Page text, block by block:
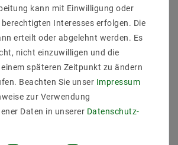
Kanal kann bis zu 5 A betragen,
von 720 W bedeutet.
mit konstanter Spannung,
Ausgang
Technologie
Beleuchtungsgerät
ZigBee Gateway /
kann mit Einwilligung oder
Interesses erfolgen. Die
erteilt oder abgelehnt werden. Es
nicht einzuwilligen und die
späteren Zeitpunkt zu ändern
Beachten Sie unser Impressum
zur Verwendung
Daten in unserer Daten­schutz­